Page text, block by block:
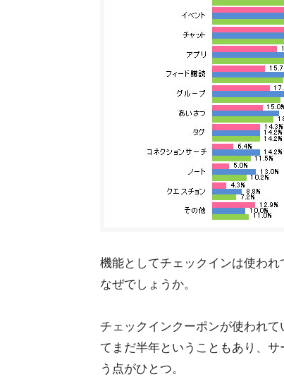
機能としてチェックインは使わ
なぜでしょうか。
チェックインクーポンが使われ
てまだ半年ということもあり、
う点がひとつ。